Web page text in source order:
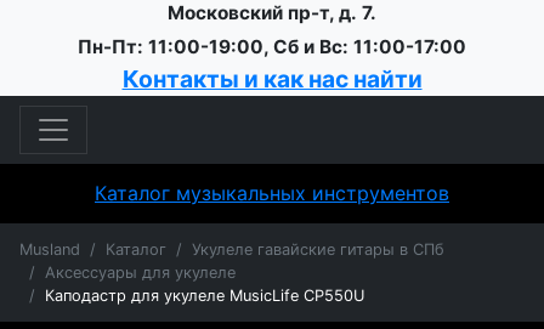
Московский пр-т, д. 7.
Пн-Пт: 11:00-19:00, Сб и Вс: 11:00-17:00
Контакты и как нас найти
Каталог музыкальных инструментов
Musland Каталог
Укулеле гавайские гитары в СПб
Аксессуары для укулеле
Каподастр для укулеле MusicLife CP550U